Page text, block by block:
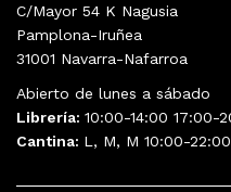
C/Mayor 54 K Nagusia
Pamplona-Iruñea
31001 Navarra-Nafarroa
Abierto de lunes a sábado
Librería: 10:00-14:00 17:00-
Cantina: L, M, M 10:00-